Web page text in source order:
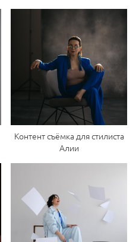
Контент съёмка для стилиста
Алии